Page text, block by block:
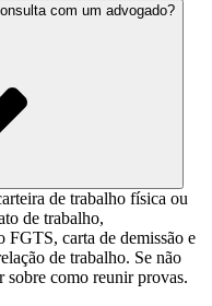
com um advogado?
de trabalho física ou
de trabalho,
FGTS, carta de demissão e
de trabalho. Se não
sobre como reunir provas.